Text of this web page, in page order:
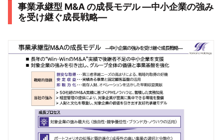
事業承継型 M&A の成長モデル ―中小企業の強み
を受け継ぐ成長戦略―